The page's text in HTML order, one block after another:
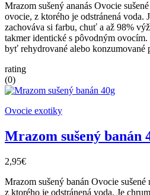
Mrazom sušený ananás Ovocie
ovocie, z ktorého je odstránená voda.
zachováva si farbu, chuť a až 98%
takmer identické s pôvodným
byť rehydrované alebo konzumované
rating
(0)
Ovocie exotiky
Mrazom sušený banán
2,95€
Mrazom sušený banán Ovocie
z ktorého je odstránená voda. Je